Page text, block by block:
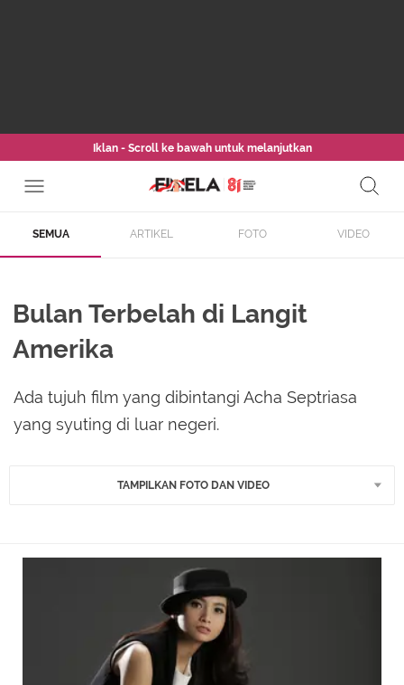
Iklan - Scroll ke bawah untuk melanjutkan
SEMUA ARTIKEL FOTO VIDEO
Bulan Terbelah di Langit
Amerika
Ada tujuh film yang dibintangi Acha Septriasa
yang syuting di luar negeri.
TAMPILKAN FOTO DAN VIDEO